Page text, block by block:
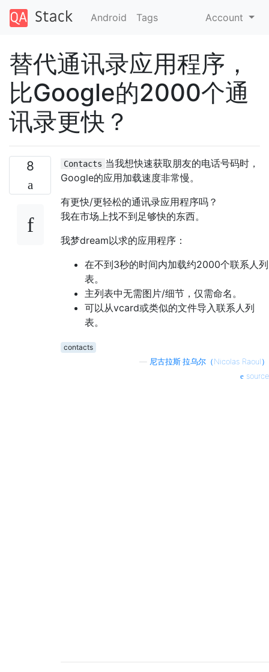
Android Tags Account
替代通讯录应用程序，
比Google的2000个通
讯录更快？
8 Contacts 当我想快速获取朋友的电话号码时，
Google的应用加载速度非常慢。
有更快/更轻松的通讯录应用程序吗？
我在市场上找不到足够快的东西。
我梦dream以求的应用程序：
在不到3秒的时间内加载约2000个联系人列
表。
主列表中无需图片/细节，仅需命名。
可以从vcard或类似的文件导入联系人列
表。
contacts
尼古拉斯·拉乌尔（Nicolas Raoul）
source